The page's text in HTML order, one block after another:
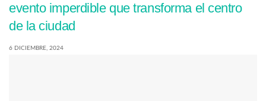
evento imperdible que transforma el centro
de la ciudad
6 DICIEMBRE, 2024